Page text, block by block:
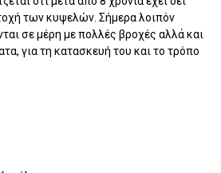
των κυψελών. Σήμερα λοιπόν
σε μέρη με πολλές βροχές αλλά και
για τη κατασκευή του και το τρόπο